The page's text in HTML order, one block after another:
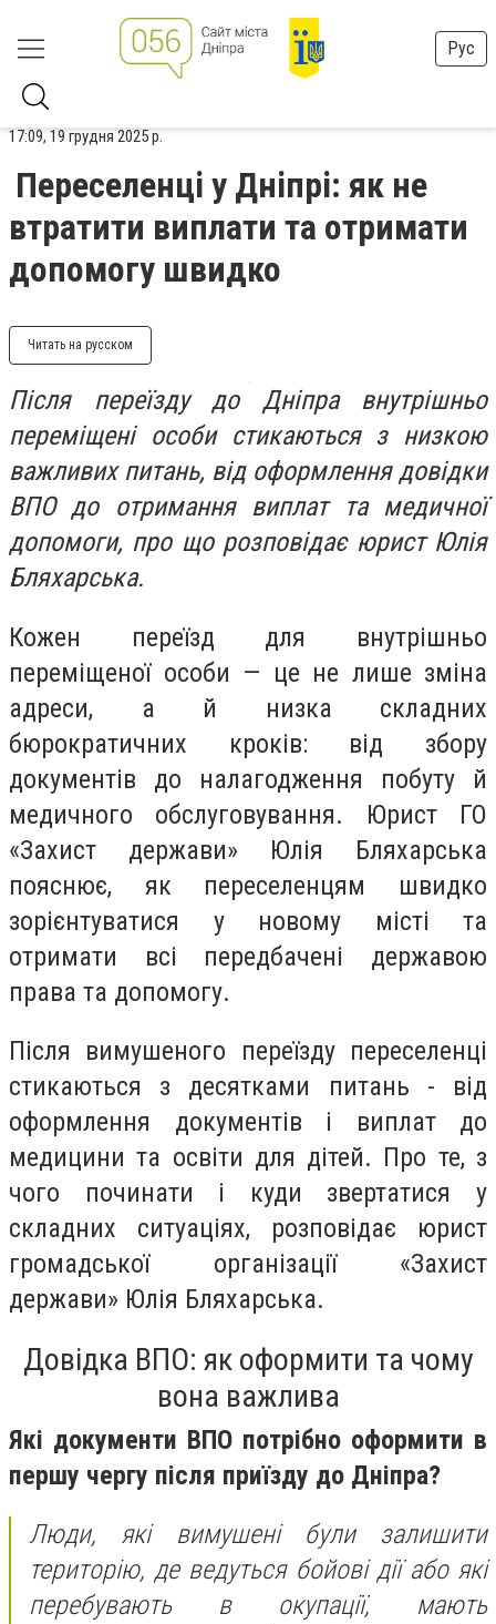
Рус
17:09, 19 грудня 2025 р.
Переселенці у Дніпрі: як не
втратити виплати та отримати
допомогу швидко
Читать на русском
Після переїзду до Дніпра внутрішньо
переміщені особи стикаються з низкою
важливих питань, від оформлення довідки
ВПО до отримання виплат та медичної
допомоги, про що розповідає юрист Юлія
Бляхарська.
Кожен переїзд для внутрішньо
переміщеної особи — це не лише зміна
адреси, а й низка складних
бюрократичних кроків: від збору
документів до налагодження побуту й
медичного обслуговування. Юрист ГО
«Захист держави» Юлія Бляхарська
пояснює, як переселенцям швидко
зорієнтуватися у новому місті та
отримати всі передбачені державою
права та допомогу.
Після вимушеного переїзду переселенці
стикаються з десятками питань - від
оформлення документів і виплат до
медицини та освіти для дітей. Про те, з
чого починати і куди звертатися у
складних ситуаціях, розповідає юрист
громадської організації «Захист
держави» Юлія Бляхарська.
Довідка ВПО: як оформити та чому
вона важлива
Які документи ВПО потрібно оформити в
першу чергу після приїзду до Дніпра?
Люди, які вимушені були залишити
територію, де ведуться бойові дії або які
перебувають в окупації, мають